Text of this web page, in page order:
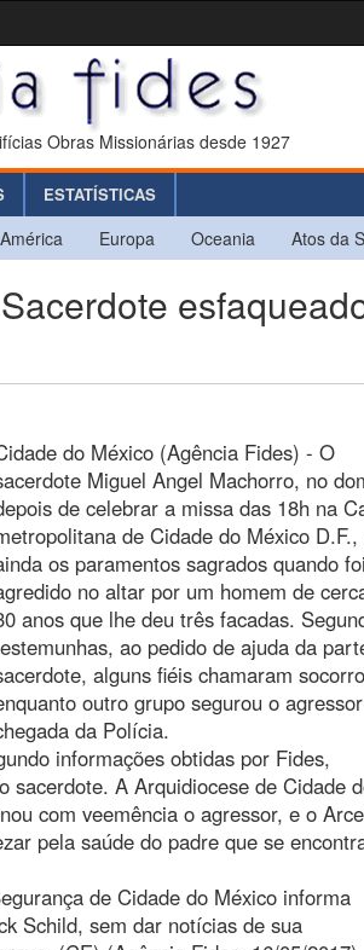
Obras Missionárias desde 1927
ESTATÍSTICAS
América Europa Oceania Atos da
do México (Agência Fides) - O
Miguel Angel Machorro, no
de celebrar a missa das 18h na
de Cidade do México D.F.,
os paramentos sagrados quando foi
no altar por um homem de
anos que lhe deu três facadas.
ao pedido de ajuda da
alguns fiéis chamaram socorro
outro grupo segurou o
da Polícia.
informações obtidas por Fides,
sacerdote. A Arquidiocese de Cidade
com veemência o agressor, e o
pela saúde do padre que se
de Cidade do México informa
Schild, sem dar notícias de sua